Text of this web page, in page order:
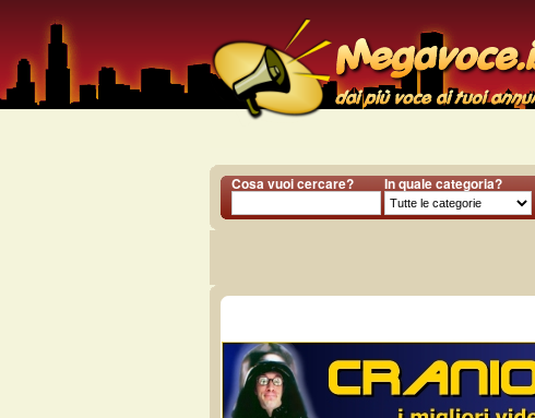
Cosa vuoi cercare? In quale categoria?